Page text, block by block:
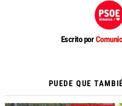
Escrito por
PUEDE QUE